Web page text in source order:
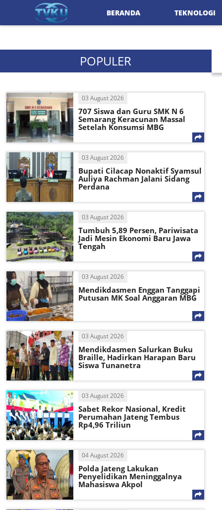
BERANDA TEKNOLOGI
POPULER
03 August 2026
707 Siswa dan Guru SMK N 6
Semarang Keracunan Massal
Setelah Konsumsi MBG
03 August 2026
Bupati Cilacap Nonaktif Syamsul
Auliya Rachman Jalani Sidang
Perdana
03 August 2026
Tumbuh 5,89 Persen, Pariwisata
Jadi Mesin Ekonomi Baru Jawa
Tengah
03 August 2026
Mendikdasmen Enggan Tanggapi
Putusan MK Soal Anggaran MBG
03 August 2026
Mendikdasmen Salurkan Buku
Braille, Hadirkan Harapan Baru
Siswa Tunanetra
03 August 2026
Sabet Rekor Nasional, Kredit
Perumahan Jateng Tembus
Rp4,96 Triliun
04 August 2026
Polda Jateng Lakukan
Penyelidikan Meninggalnya
Mahasiswa Akpol